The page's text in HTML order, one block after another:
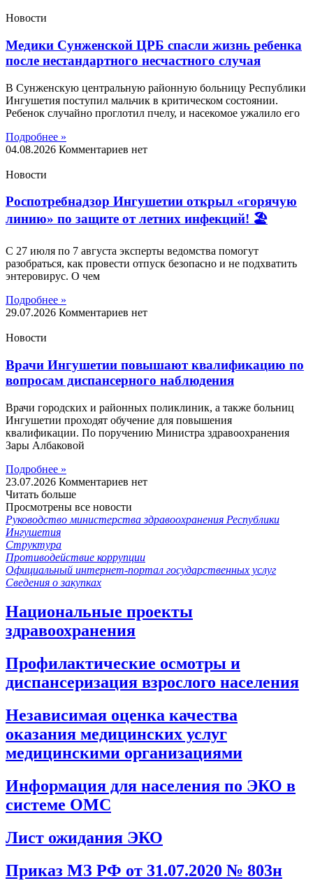
Новости
Медики Сунженской ЦРБ спасли жизнь ребенка
после нестандартного несчастного случая
В Сунженскую центральную районную больницу Республики
Ингушетия поступил мальчик в критическом состоянии.
Ребенок случайно проглотил пчелу, и насекомое ужалило его
Подробнее »
04.08.2026 Комментариев нет
Новости
Роспотребнадзор Ингушетии открыл «горячую
линию» по защите от летних инфекций! 🏖
С 27 июля по 7 августа эксперты ведомства помогут
разобраться, как провести отпуск безопасно и не подхватить
энтеровирус. О чем
Подробнее »
29.07.2026 Комментариев нет
Новости
Врачи Ингушетии повышают квалификацию по
вопросам диспансерного наблюдения
Врачи городских и районных поликлиник, а также больниц
Ингушетии проходят обучение для повышения
квалификации. По поручению Министра здравоохранения
Зары Албаковой
Подробнее »
23.07.2026 Комментариев нет
Читать больше
Просмотрены все новости
Руководство министерства здравоохранения Республики
Ингушетия
Структура
Противодействие коррупции
Официальный интернет-портал государственных услуг
Сведения о закупках
Национальные проекты
здравоохранения
Профилактические осмотры и
диспансеризация взрослого населения
Независимая оценка качества
оказания медицинских услуг
медицинскими организациями
Информация для населения по ЭКО в
системе ОМС
Лист ожидания ЭКО
Приказ МЗ РФ от 31.07.2020 № 803н